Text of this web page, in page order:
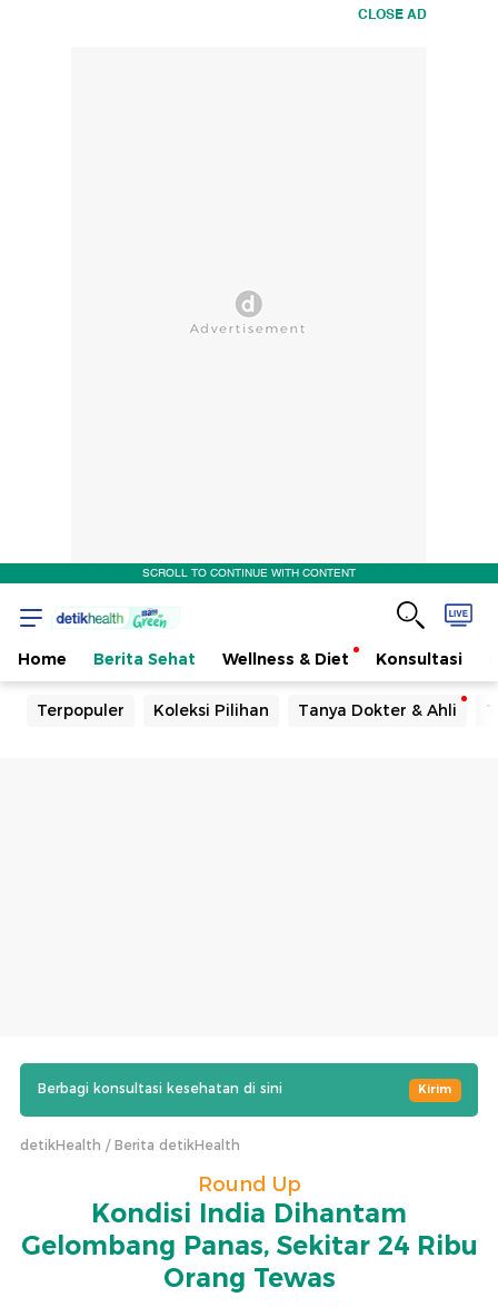
CLOSE AD
SCROLL TO CONTINUE WITH CONTENT
Home Berita Sehat Wellness & Diet Konsultasi
Terpopuler Koleksi Pilihan Tanya Dokter & Ahli
Berbagi konsultasi kesehatan di sini Kirim
detikHealth Berita detikHealth
Round Up
Kondisi India Dihantam
Gelombang Panas, Sekitar 24 Ribu
Orang Tewas